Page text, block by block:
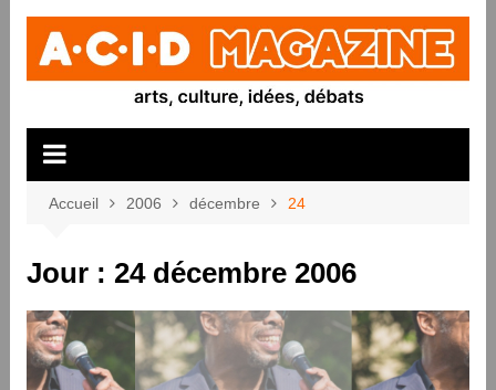
Aller
contenu
Accueil 2006 décembre 24
Jour : 24 décembre 2006